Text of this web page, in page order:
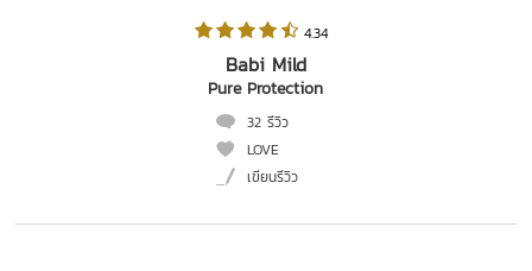
4.34
Babi Mild
Pure Protection
32 รีวิว
LOVE
เขียนรีวิว